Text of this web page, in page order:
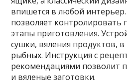
впишется в любой
позволяет контролировать
этапы приготовления.
сушки, вяления продуктов,
рыбных. Инструкция с
рекомендациями позволит
и вяленые заготовки.